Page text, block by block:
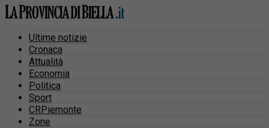
Ultime notizie
Cronaca
Attualità
Economia
Politica
Sport
CRPiemonte
Zone